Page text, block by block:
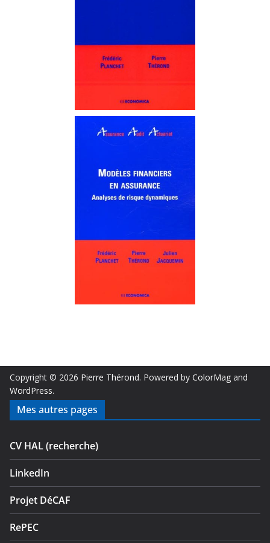
Copyright © 2026 Pierre Thérond. Powered by ColorMag and
WordPress.
Mes autres pages
CV HAL (recherche)
LinkedIn
Projet DéCAF
RePEC